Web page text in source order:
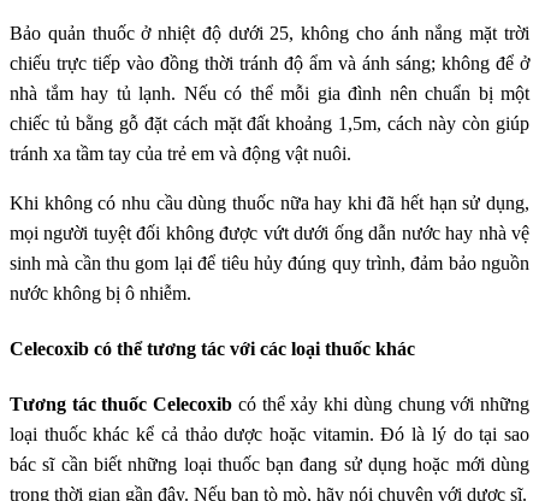
Bảo quản thuốc ở nhiệt độ dưới 25, không cho ánh nắng mặt trời
chiếu trực tiếp vào đồng thời tránh độ ẩm và ánh sáng; không để ở
nhà tắm hay tủ lạnh. Nếu có thể mỗi gia đình nên chuẩn bị một
chiếc tủ bằng gỗ đặt cách mặt đất khoảng 1,5m, cách này còn giúp
tránh xa tầm tay của trẻ em và động vật nuôi.
Khi không có nhu cầu dùng thuốc nữa hay khi đã hết hạn sử dụng,
mọi người tuyệt đối không được vứt dưới ống dẫn nước hay nhà vệ
sinh mà cần thu gom lại để tiêu hủy đúng quy trình, đảm bảo nguồn
nước không bị ô nhiễm.
Celecoxib có thể tương tác với các loại thuốc khác
Tương tác thuốc Celecoxib có thể xảy khi dùng chung với những
loại thuốc khác kể cả thảo dược hoặc vitamin. Đó là lý do tại sao
bác sĩ cần biết những loại thuốc bạn đang sử dụng hoặc mới dùng
trong thời gian gần đây. Nếu bạn tò mò, hãy nói chuyện với dược sĩ.